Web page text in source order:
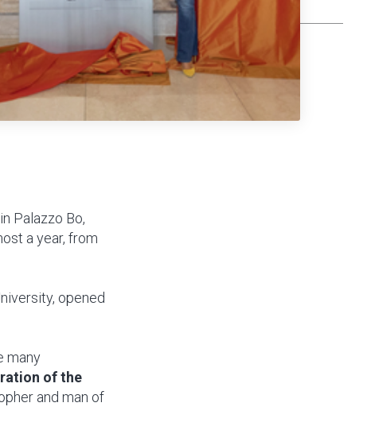
Palazzo Bo,
a year, from
opened
many
of the
and man of